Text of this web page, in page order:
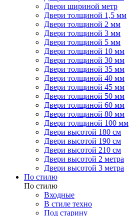
Двери шириной метр
Двери толщиной 1,5 мм
Двери толщиной 2 мм
Двери толщиной 3 мм
Двери толщиной 5 мм
Двери толщиной 10 мм
Двери толщиной 30 мм
Двери толщиной 35 мм
Двери толщиной 40 мм
Двери толщиной 45 мм
Двери толщиной 50 мм
Двери толщиной 60 мм
Двери толщиной 80 мм
Двери толщиной 100 мм
Двери высотой 180 см
Двери высотой 190 см
Двери высотой 210 см
Двери высотой 2 метра
Двери высотой 3 метра
По стилю
По стилю
Входные
В стиле техно
Под старину